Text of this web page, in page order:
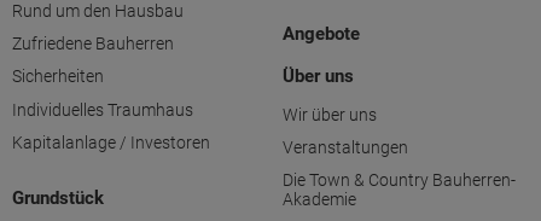
Rund um den Hausbau
Zufriedene Bauherren
Sicherheiten
Individuelles Traumhaus
Kapitalanlage / Investoren
Grundstück
Angebote
Über uns
Wir über uns
Veranstaltungen
Die Town & Country Bauherren-
Akademie